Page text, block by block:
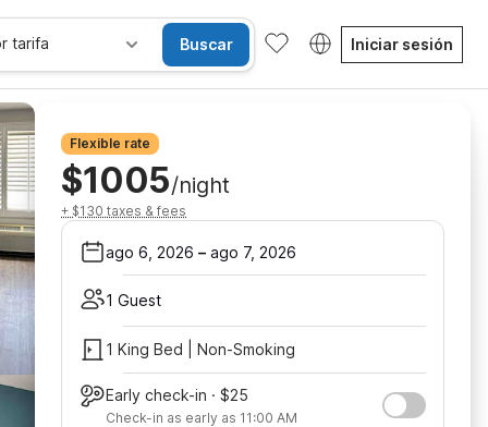
tarifa Buscar Iniciar sesión
Flexible rate
$1005/night
+ $130 taxes & fees
ago 6, 2026 – ago 7, 2026
1 Guest
1 King Bed | Non-Smoking
Early check-in · $25
Check-in as early as 11:00 AM